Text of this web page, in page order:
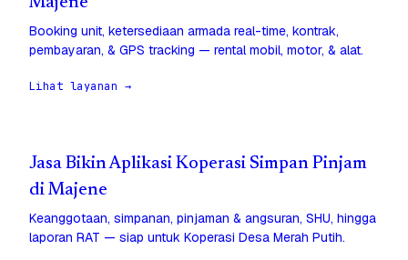
Booking unit, ketersediaan armada real-time, kontrak,
pembayaran, & GPS tracking — rental mobil, motor, & alat.
Lihat layanan →
Jasa Bikin Aplikasi Koperasi Simpan Pinjam
di Majene
Keanggotaan, simpanan, pinjaman & angsuran, SHU, hingga
laporan RAT — siap untuk Koperasi Desa Merah Putih.